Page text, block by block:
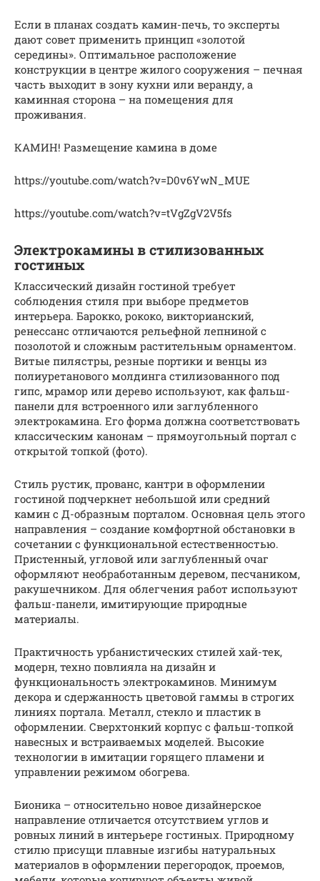
Если в планах создать камин-печь, то эксперты
дают совет применить принцип «золотой
середины». Оптимальное расположение
конструкции в центре жилого сооружения – печная
часть выходит в зону кухни или веранду, а
каминная сторона – на помещения для
проживания.
КАМИН! Размещение камина в доме
https://youtube.com/watch?v=D0v6YwN_MUE
https://youtube.com/watch?v=tVgZgV2V5fs
Электрокамины в стилизованных
гостиных
Классический дизайн гостиной требует
соблюдения стиля при выборе предметов
интерьера. Барокко, рококо, викторианский,
ренессанс отличаются рельефной лепниной с
позолотой и сложным растительным орнаментом.
Витые пилястры, резные портики и венцы из
полиуретанового молдинга стилизованного под
гипс, мрамор или дерево используют, как фальш-
панели для встроенного или заглубленного
электрокамина. Его форма должна соответствовать
классическим канонам – прямоугольный портал с
открытой топкой (фото).
Стиль рустик, прованс, кантри в оформлении
гостиной подчеркнет небольшой или средний
камин с Д-образным порталом. Основная цель этого
направления – создание комфортной обстановки в
сочетании с функциональной естественностью.
Пристенный, угловой или заглубленный очаг
оформляют необработанным деревом, песчаником,
ракушечником. Для облегчения работ используют
фальш-панели, имитирующие природные
материалы.
Практичность урбанистических стилей хай-тек,
модерн, техно повлияла на дизайн и
функциональность электрокаминов. Минимум
декора и сдержанность цветовой гаммы в строгих
линиях портала. Металл, стекло и пластик в
оформлении. Сверхтонкий корпус с фальш-топкой
навесных и встраиваемых моделей. Высокие
технологии в имитации горящего пламени и
управлении режимом обогрева.
Бионика – относительно новое дизайнерское
направление отличается отсутствием углов и
ровных линий в интерьере гостиных. Природному
стилю присущи плавные изгибы натуральных
материалов в оформлении перегородок, проемов,